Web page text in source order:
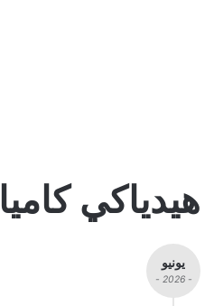
هيدياكي كاميا
يونيو
- 2026 -